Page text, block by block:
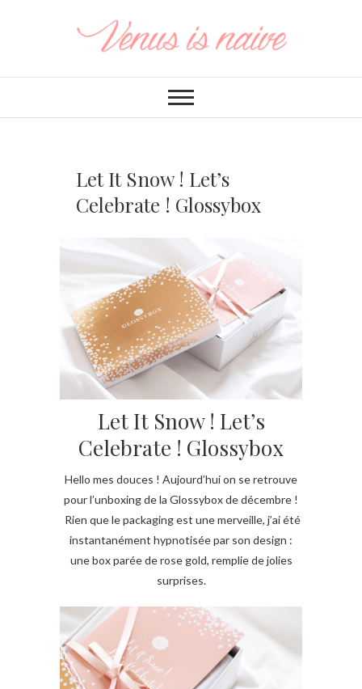
Let It Snow ! Let’s
Celebrate ! Glossybox
Let It Snow ! Let’s
Celebrate ! Glossybox
Hello mes douces ! Aujourd’hui on se retrouve
pour l’unboxing de la Glossybox de décembre !
Rien que le packaging est une merveille, j’ai été
instantanément hypnotisée par son design :
une box parée de rose gold, remplie de jolies
surprises.